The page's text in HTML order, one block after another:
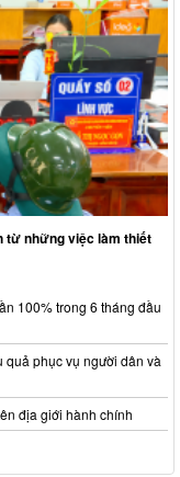
từ những việc làm thiết
100% trong 6 tháng đầu
quả phục vụ người dân và
địa giới hành chính